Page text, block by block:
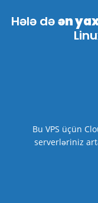
Hələ dəən
Bu VPS üçün
serverləriniz